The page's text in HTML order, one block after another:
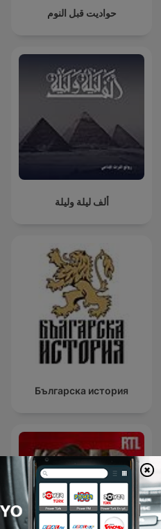
حواديت قبل النوم
ألف ليلة وليلة
Българска история